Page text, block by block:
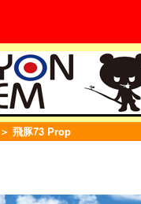
＞ 飛豚73 Prop